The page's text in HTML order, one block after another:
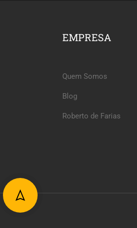
EMPRESA
Quem Somos
Blog
Roberto de Farias